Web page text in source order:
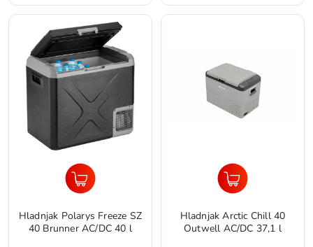
Hladnjak Polarys Freeze SZ
40 Brunner AC/DC 40 l
Hladnjak Arctic Chill 40
Outwell AC/DC 37,1 l